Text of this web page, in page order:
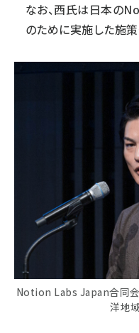
なお、西氏は日本の
のために実施した施
Notion Labs Japan合同会
洋地